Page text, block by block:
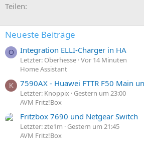
n
:
Teilen:
Neueste Beiträge
O Integration ELLI-Charger in HA
Letzter: Oberhesse Vor 14 Minuten
Home Assistant
K 7590AX - Huawei FTTR F50 Main
Letzter: Knoppix Gestern um 23:00
AVM Fritz!Box
Fritzbox 7690 und Netgear Switch
Letzter: zte1m
Gestern um 21:45
AVM Fritz!Box